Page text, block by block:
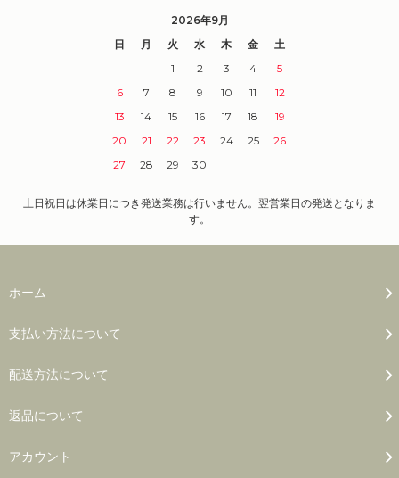
2026年9月
日
月 火 水 木 金
土
1
2 3 4
5
6
7 8 9 10 11
12
13
14 15 16 17 18
19
20
21 22 23 24 25
26
27
28 29 30
土日祝日は休業日につき発送業務は行いません。翌営業日の発送となりま
す。
ホーム
支払い方法について
配送方法について
返品について
アカウント